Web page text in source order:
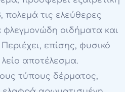
πολεμά τις ελεύθερες
φλεγμονώδη οιδήματα και
επίσης, φυσικό
αποτέλεσμα.
τύπους δέρματος,